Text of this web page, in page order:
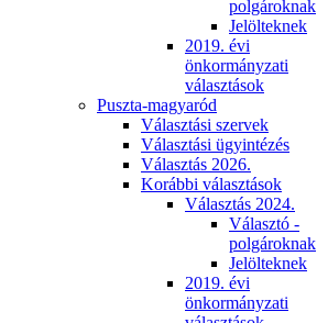
polgároknak
Jelölteknek
2019. évi
önkormányzati
választások
Puszta-magyaród
Választási szervek
Választási ügyintézés
Választás 2026.
Korábbi választások
Választás 2024.
Választó -
polgároknak
Jelölteknek
2019. évi
önkormányzati